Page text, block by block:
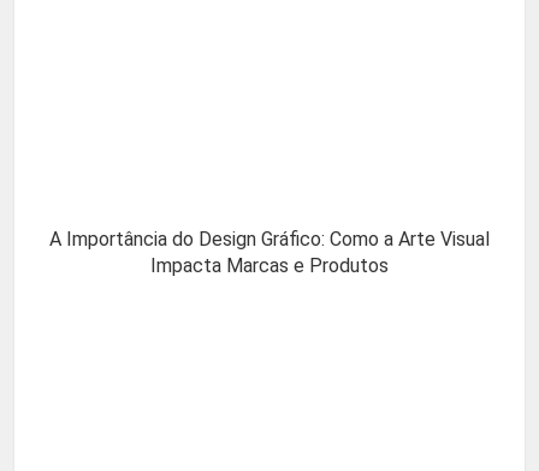
A Importância do Design Gráfico: Como a Arte Visual
Impacta Marcas e Produtos